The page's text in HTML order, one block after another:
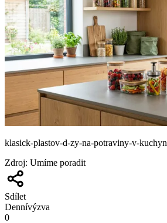
klasick-plastov-d-zy-na-potraviny-v-
Zdroj: Umíme poradit
Sdílet
Dennívýzva
0